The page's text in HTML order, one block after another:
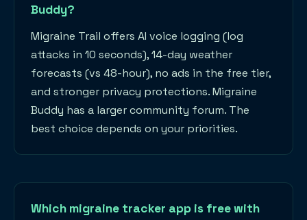
Buddy?
Migraine Trail offers AI voice logging (log
attacks in 10 seconds), 14-day weather
forecasts (vs 48-hour), no ads in the free tier,
and stronger privacy protections. Migraine
Buddy has a larger community forum. The
best choice depends on your priorities.
Which migraine tracker app is free with